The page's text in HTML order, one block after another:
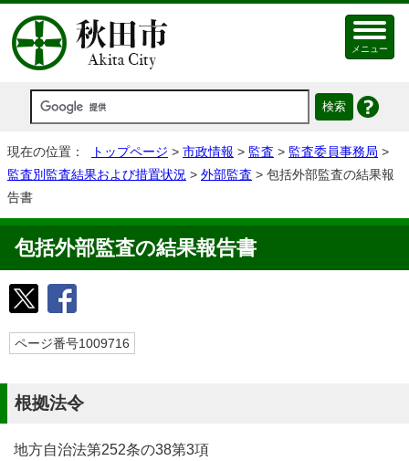
メニュー
現在の位置： トップページ > 市政情報 > 監査 > 監査委員事務局 >
監査別監査結果および措置状況 > 外部監査 > 包括外部監査の結果報
告書
包括外部監査の結果報告書
ページ番号1009716
根拠法令
地方自治法第252条の38第3項